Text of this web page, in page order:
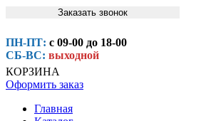
Заказать звонок
ПН-ПТ: с 09-00 до 18-00
СБ-ВС: выходной
КОРЗИНА
Оформить заказ
Главная